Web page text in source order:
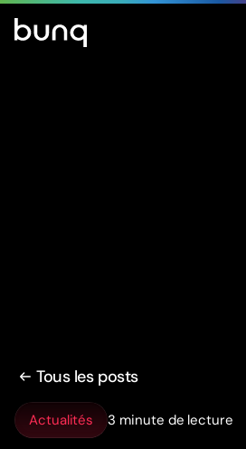
Tous les posts
Actualités 3 minute de lecture